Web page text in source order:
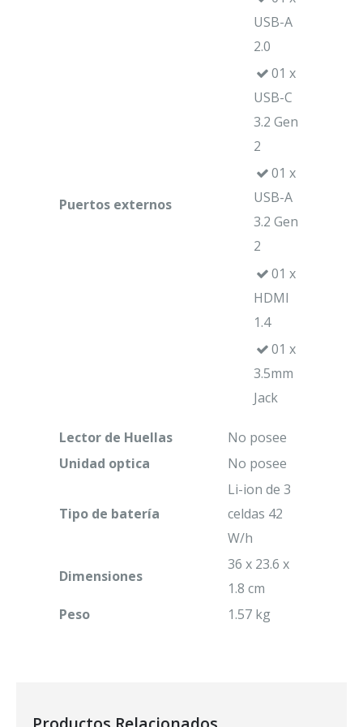
Puertos externos
USB-A
2.0
01 x
USB-C
3.2 Gen
2
01 x
USB-A
3.2 Gen
2
01 x
HDMI
1.4
01 x
3.5mm
Jack
Lector de Huellas
No posee
Unidad optica
No posee
Tipo de batería
Li-ion de 3
celdas 42
W/h
Dimensiones
36 x 23.6 x
1.8 cm
Peso
1.57 kg